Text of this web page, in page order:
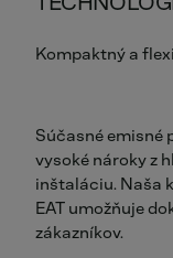
Kompaktný a
Súčasné emisné
vysoké nároky z
inštaláciu. Naša
EAT umožňuje
zákazníkov.